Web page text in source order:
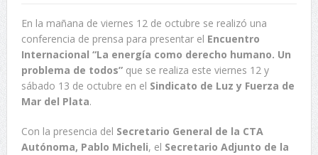
En la mañana de viernes 12 de octubre se realizó una
conferencia de prensa para presentar el Encuentro
Internacional “La energía como derecho humano. Un
problema de todos”que se realiza este viernes 12 y
sábado 13 de octubre en el Sindicato de Luz y Fuerza de
Mar del Plata.
Con la presencia del Secretario General de la CTA
Autónoma, Pablo Micheli, el Secretario Adjunto de la